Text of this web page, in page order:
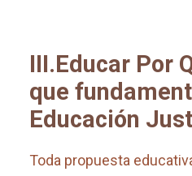
III.Educar Por
que
Educación
Toda propuesta